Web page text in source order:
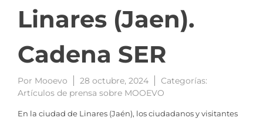
Linares (Jaen).
Cadena SER
Por Mooevo 28 octubre, 2024
Categorías:
Artículos de prensa sobre MOOEVO
En la ciudad de Linares (Jaén), los ciudadanos y visitantes